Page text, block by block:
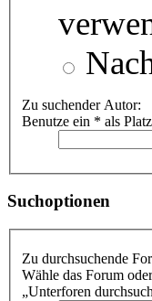
Zu suchender Autor:
Benutze ein * als
Suchoptionen
Zu durchsuchende
Wähle das Forum
„Unterforen